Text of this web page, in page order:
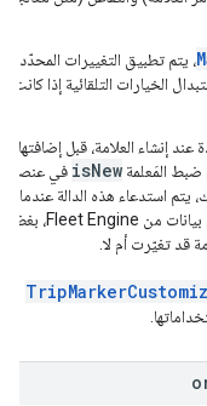
، يتم تطبيق التغييرات المحدّدة
الخيارات التلقائية إذا كانت
إنشاء العلامة، قبل إضافتها
المَعلمة isNew في عنصر
يتم استدعاء هذه الدالة عندما
يتلقّى موفّر خدمة تحديد الموقع الجغرافي بيانات من Fleet Engine، بغض
قد تغيّرت أم لا.